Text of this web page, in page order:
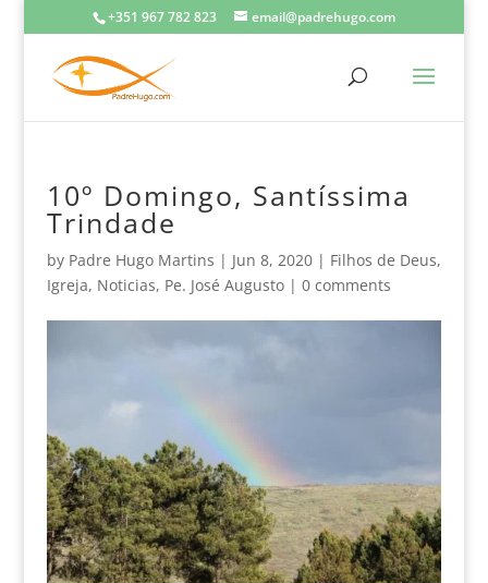
+351 967 782 823 email@padrehugo.com
10º Domingo, Santíssima
Trindade
by Padre Hugo Martins | Jun 8, 2020| Filhos de Deus,
Igreja, Noticias, Pe. José Augusto| 0 comments